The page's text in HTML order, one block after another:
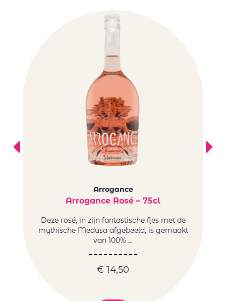
Arrogance
Arrogance Rosé – 75cl
Deze rosé, in zijn fantastische fles met de
mythische Medusa afgebeeld, is gemaakt
van 100% ...
€ 14,50